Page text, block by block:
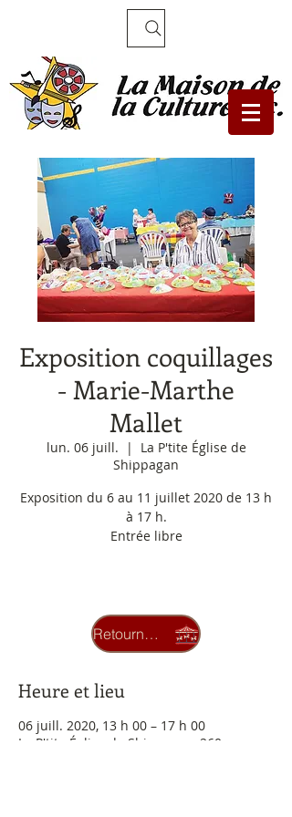
Exposition coquillages
- Marie-Marthe
Mallet
lun. 06 juill.
  |
La P'tite Église de
Shippagan
Exposition du 6 au 11 juillet 2020 de 13 h
à 17 h.
Entrée libre
Voir autres événements
Heure et lieu
06 juill. 2020, 13 h 00 – 17 h 00
La P'tite Église de Shippagan, 260
Retourner au carrousel